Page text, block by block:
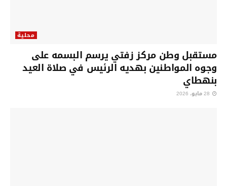
محلية
مستقبل وطن مركز زفتي يرسم البسمه على
وجوه المواطنين بهديه الرئيس في صلاة العيد
بنهطاي